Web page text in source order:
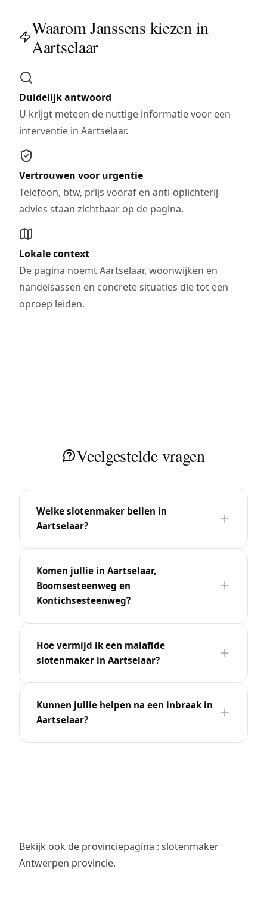
Waarom Janssens kiezen in
Aartselaar
Duidelijk antwoord
U krijgt meteen de nuttige informatie voor een
interventie in Aartselaar.
Vertrouwen voor urgentie
Telefoon, btw, prijs vooraf en anti-oplichterij
advies staan zichtbaar op de pagina.
Lokale context
De pagina noemt Aartselaar, woonwijken en
handelsassen en concrete situaties die tot een
oproep leiden.
Veelgestelde vragen
Welke slotenmaker bellen in
Aartselaar?
Komen jullie in Aartselaar,
Boomsesteenweg en
Kontichsesteenweg?
Hoe vermijd ik een malafide
slotenmaker in Aartselaar?
Kunnen jullie helpen na een inbraak in
Aartselaar?
Bekijk ook de provinciepagina : slotenmaker
Antwerpen provincie.